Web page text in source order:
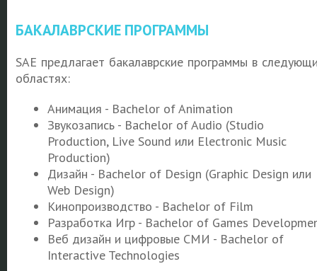
БАКАЛАВРСКИЕ ПРОГРАММЫ
SAE предлагает бакалаврские программы в
областях:
Анимация - Bachelor of Animation
Звукозапись - Bachelor of Audio (Studio
Production, Live Sound или Electronic Music
Production)
Дизайн - Bachelor of Design (Graphic Design или
Web Design)
Кинопроизводство - Bachelor of Film
Разработка Игр - Bachelor of Games
Веб дизайн и цифровые СМИ - Bachelor of
Interactive Technologies